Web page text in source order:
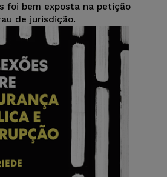
foi bem exposta na petição
de jurisdição.